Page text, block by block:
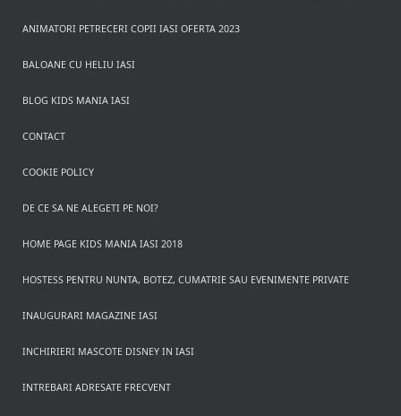
ANIMATORI PETRECERI COPII IASI OFERTA 2023
BALOANE CU HELIU IASI
BLOG KIDS MANIA IASI
CONTACT
COOKIE POLICY
DE CE SA NE ALEGETI PE NOI?
HOME PAGE KIDS MANIA IASI 2018
HOSTESS PENTRU NUNTA, BOTEZ, CUMATRIE SAU EVENIMENTE PRIVATE
INAUGURARI MAGAZINE IASI
INCHIRIERI MASCOTE DISNEY IN IASI
INTREBARI ADRESATE FRECVENT